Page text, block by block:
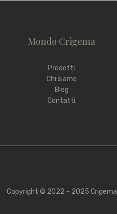
Mondo Crigema
Prodotti
Chi siamo
Blog
Contatti
Copyright © 2022 – 2025 Crigema